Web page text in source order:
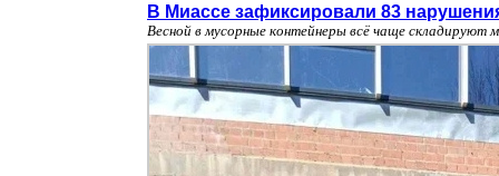
В Миассе зафиксировали 83
Весной в мусорные контейнеры всё чаще складируют